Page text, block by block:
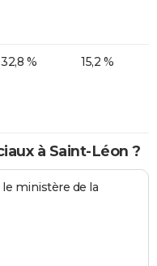
32,8 % 15,2 %
à Saint-Léon ?
ministère de la